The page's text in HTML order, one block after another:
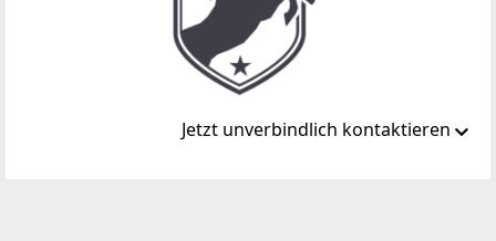
Jetzt unverbindlich kontaktieren